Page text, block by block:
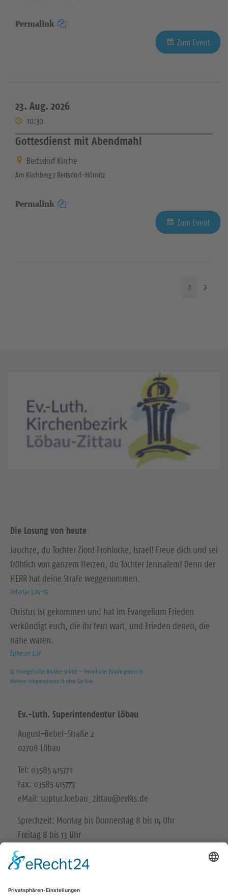
Permalink
Zum Event
23. Aug. 2026
10:30
Gottesdienst mit Abendmahl
Bertsdorf Kirche
Am Kirchberg 7 Bertsdorf-Hörnitz
Permalink
Zum Event
1 2
Die Losung von heute
Jauchze, du Tochter Zion! Frohlocke, Israel! Freue dich und sei
fröhlich von ganzem Herzen, du Tochter Jerusalem! Denn der
HERR hat deine Strafe weggenommen.
Zefanja 3,14-15
Christus ist gekommen und hat im Evangelium Frieden
verkündigt euch, die ihr fern wart, und Frieden denen, die
nahe waren.
Epheser 2,17
© Evangelische Brüder-Unität – Herrnhuter Brüdergemeine
Weitere Informationen finden Sie hier
Ev.-Luth. Superintendentur Löbau
August-Bebel-Straße 2
02708 Löbau
Tel: 03585 415771
Fax: 03585 415773
eMail: suptur.loebau_zittau@evlks.de
Sprechzeit: Montag bis Donnerstag 8 bis 14 Uhr
Freitag 8 bis 13 Uhr